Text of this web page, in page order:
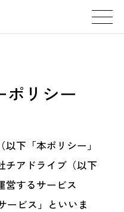
ポリシー
下「本ポリシー」
チアドライブ（以下
営するサービス
ービス」といいま